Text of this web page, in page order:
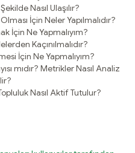
Nasıl Ulaşılır?
İçin Neler Yapılmalıdır?
İçin Ne Yapmalıyım?
Kaçınılmalıdır?
İçin Ne Yapmalıyım?
mıdır? Metrikler Nasıl Analiz
Nasıl Aktif Tutulur?